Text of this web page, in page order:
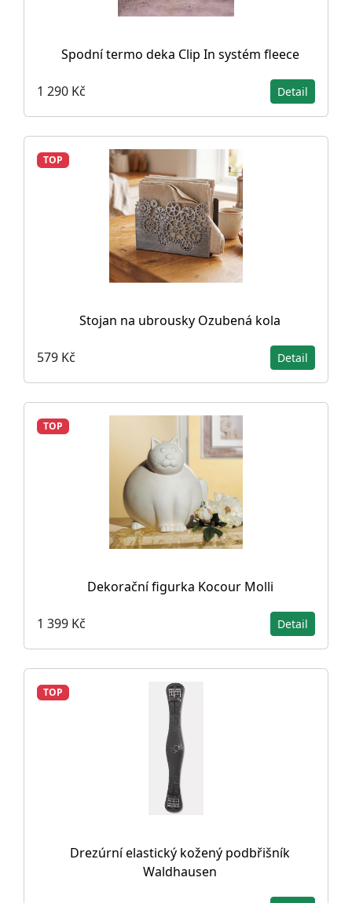
Spodní termo deka Clip In systém fleece
1 290 Kč Detail
TOP
Stojan na ubrousky Ozubená kola
579 Kč Detail
TOP
Dekorační figurka Kocour Molli
1 399 Kč Detail
TOP
Drezúrní elastický kožený podbřišník
Waldhausen